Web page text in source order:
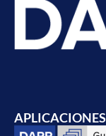
APLICACIONES